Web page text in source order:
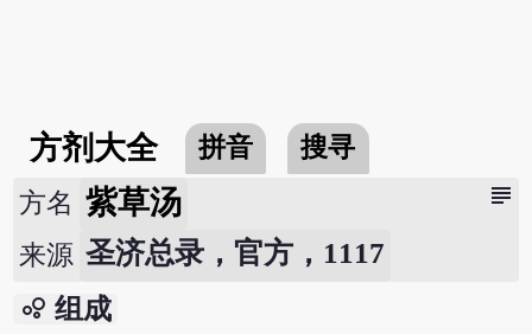
方剂大全 拼音 搜寻
subject
方名 紫草汤
来源 圣济总录，官方，1117
bubble_chart 组成